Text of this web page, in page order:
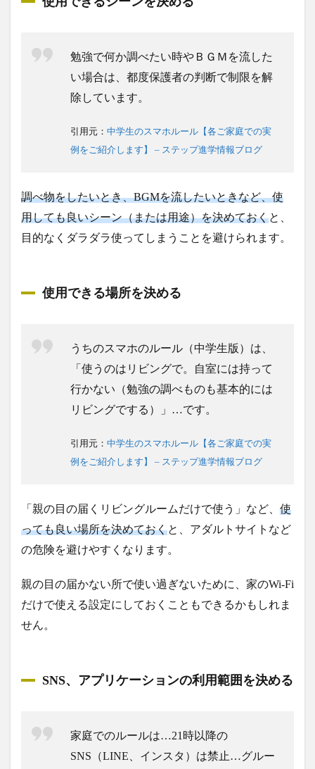
勉強で何か調べたい時やＢＧＭを流した
い場合は、都度保護者の判断で制限を解
除しています。
引用元： 中学生のスマホルール【各ご家庭での実
例をご紹介します】 – ステップ進学情報ブログ
調べ物をしたいとき、BGMを流したいときなど、使
用しても良いシーン（または用途）を決めておくと、
目的なくダラダラ使ってしまうことを避けられます。
使用できる場所を決める
うちのスマホのルール（中学生版）は、
「使うのはリビングで。自室には持って
行かない（勉強の調べものも基本的には
リビングでする）」…です。
引用元： 中学生のスマホルール【各ご家庭での実
例をご紹介します】 – ステップ進学情報ブログ
「親の目の届くリビングルームだけで使う」など、 使
っても良い場所を決めておくと、アダルトサイトなど
の危険を避けやすくなります。
親の目の届かない所で使い過ぎないために、家のWi-Fi
だけで使える設定にしておくこともできるかもしれま
せん。
SNS、アプリケーションの利用範囲を決める
家庭でのルールは…21時以降の
SNS（LINE、インスタ）は禁止…グルー